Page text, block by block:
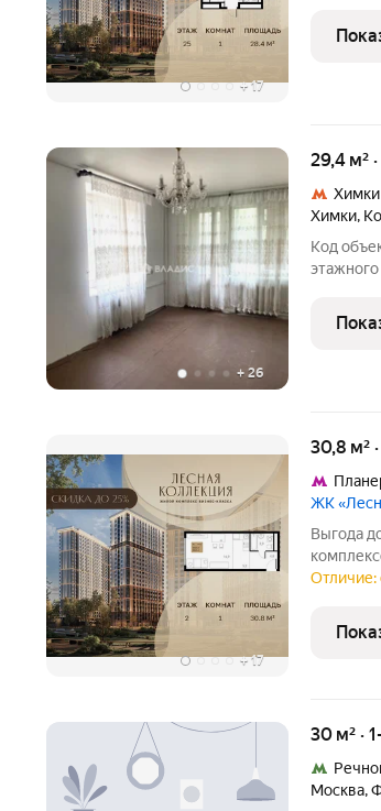
+17
при этом
+ 26
29,4 м²
Химки
Химки,
Код
+17
30,8 м²
ЖК
Выгода
площадью 30.8-
при этом
Отличие:
30 м² ·
Москва,